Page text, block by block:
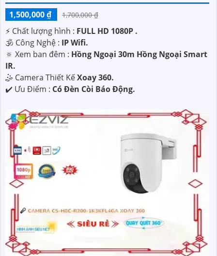
1,500,000 ₫
1,700,000 ₫
️⚡ Chất lượng hình : FULL HD 1080P .
🕉️ Công Nghệ : IP Wifi.
🔅 Xem ban đêm : Hồng Ngoại 30m Hồng Ngoại Smart
IR.
🤹 Camera Thiết KếXoay 360.
️✔️ Ưu Điểm : Có Đèn Còi Báo Động.